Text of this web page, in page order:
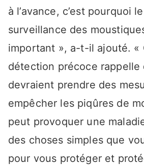
à l’avance, c’est pourquoi
surveillance des
important », a-t-il ajouté. «
détection précoce rappelle
devraient prendre des
empêcher les piqûres de
peut provoquer une
des choses simples que
pour vous protéger et